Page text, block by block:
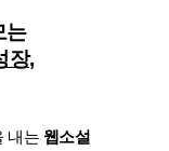
는
장,
내는 웹소설